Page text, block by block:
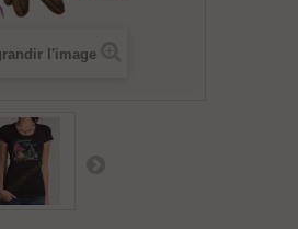
l'image